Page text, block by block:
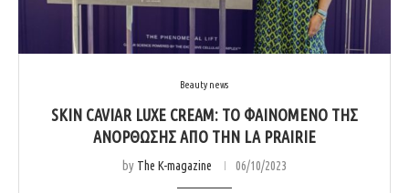
Beauty news
SKIN CAVIAR LUXE CREAM: ΤΟ ΦΑΙΝΟΜΕΝΟ ΤΗΣ
ΑΝΟΡΘΩΣΗΣ ΑΠΟ THN LA PRAIRIE
by The K-magazine 06/10/2023